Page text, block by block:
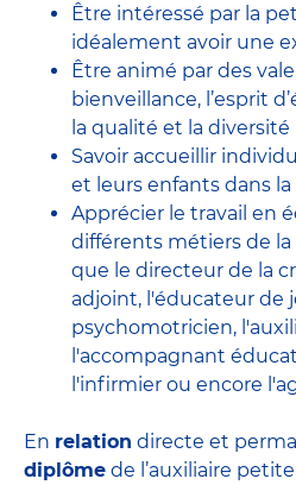
Être intéressé par la
idéalement avoir une
Être animé par des
bienveillance, l’esprit
la qualité et la diversité
Savoir accueillir
et leurs enfants dans
Apprécier le travail en
différents métiers de
que le directeur de la
adjoint, l'éducateur de
psychomotricien,
l'accompagnant
l'infirmier ou encore
En relation directe et
diplôme de l’auxiliaire